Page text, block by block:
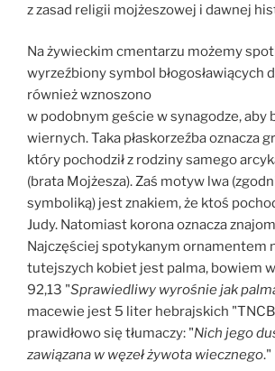
z zasad religii mojżeszowej i dawnej
Na żywieckim cmentarzu możemy
wyrzeźbiony symbol błogosławiących
również wznoszono
w podobnym geście w synagodze, aby
wiernych. Taka płaskorzeźba oznacza
który pochodził z rodziny samego
(brata Mojżesza). Zaś motyw lwa
symboliką) jest znakiem, że ktoś
Judy. Natomiast korona oznacza
Najczęściej spotykanym ornamentem
tutejszych kobiet jest palma, bowiem
92,13 "Sprawiedliwy wyrośnie jak
macewie jest 5 liter hebrajskich
prawidłowo się tłumaczy: "Nich jego
zawiązana w węzeł żywota wiecznego."